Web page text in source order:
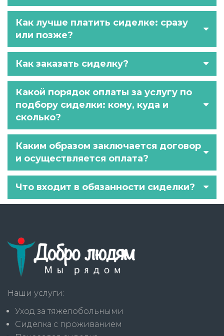
Как лучше платить сиделке: сразу
или позже?
Как заказать сиделку?
Какой порядок оплаты за услугу по
подбору сиделки: кому, куда и
сколько?
Каким образом заключается договор
и осуществляется оплата?
Что входит в обязанности сиделки?
Наши услуги:
Уход за тяжелобольными
Сиделка с проживанием